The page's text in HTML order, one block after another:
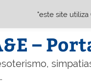
–
"este site